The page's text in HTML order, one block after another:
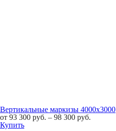
Вертикальные маркизы 4000х3000
от 93 300 руб. – 98 300 руб.
Купить